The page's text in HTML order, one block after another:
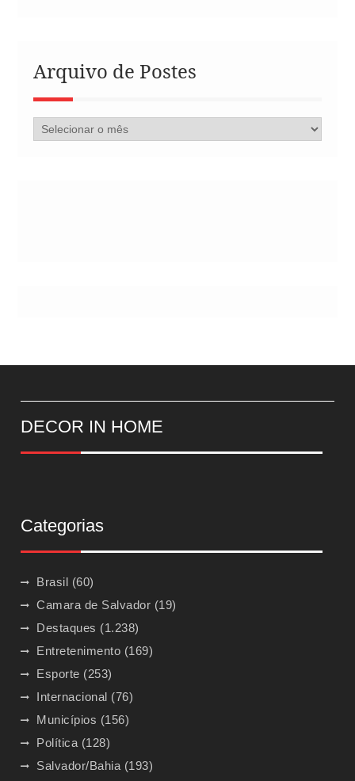
Arquivo de Postes
Arquivo
de
DECOR IN HOME
Categorias
Brasil (60)
Camara de Salvador (19)
Destaques (1.238)
Entretenimento (169)
Esporte (253)
Internacional (76)
Municípios (156)
Política(128)
Salvador/Bahia(193)